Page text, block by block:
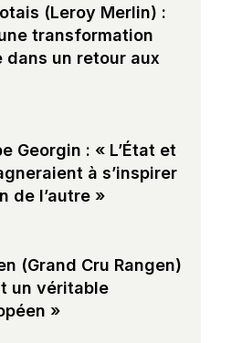
(Leroy Merlin) :
transformation
dans un retour aux
Georgin : « L’État et
à s’inspirer
de l’autre »
(Grand Cru Rangen)
un véritable
»